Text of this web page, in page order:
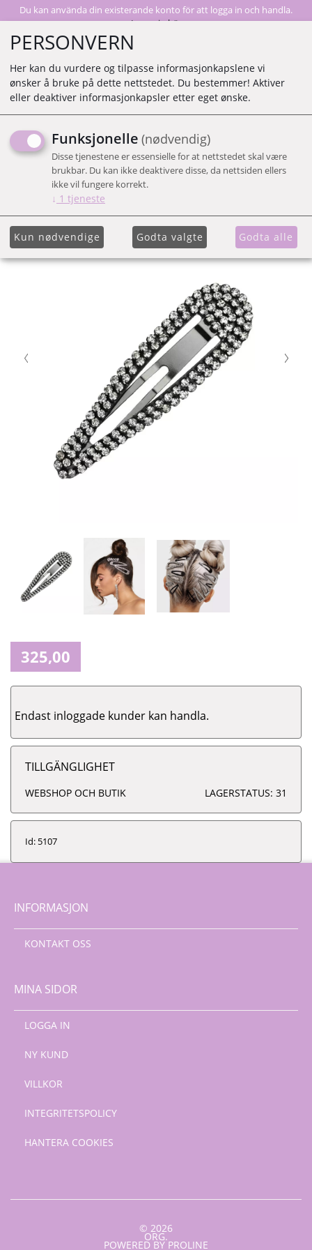
Du kan använda din existerande konto för att logga in och handla.
Logga in här
KIT.SCH LARGE
RHINESTONE SNAP CLIP X
1 HEMATITE
325,00
Endast inloggade kunder kan handla.
TILLGÄNGLIGHET
WEBSHOP OCH BUTIK LAGERSTATUS: 31
Id: 5107
INFORMASJON
KONTAKT OSS
MINA SIDOR
LOGGA IN
NY KUND
VILLKOR
INTEGRITETSPOLICY
HANTERA COOKIES
© 2026
ORG.
POWERED BY PROLINE
PERSONVERN
Her kan du vurdere og tilpasse informasjonkapslene vi
ønsker å bruke på dette nettstedet. Du bestemmer! Aktiver
eller deaktiver informasjonkapsler etter eget ønske.
Funksjonelle (nødvendig)
Disse tjenestene er essensielle for at nettstedet skal være
brukbar. Du kan ikke deaktivere disse, da nettsiden ellers
ikke vil fungere korrekt.
↓ 1 tjeneste
Kun nødvendige Godta valgte Godta alle